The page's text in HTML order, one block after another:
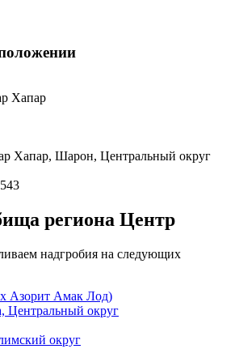
Хапар
Хапар, Шарон, Центральный округ
региона Центр
надгробия на следующих
Азорит Амак Лод)
Центральный округ
округ